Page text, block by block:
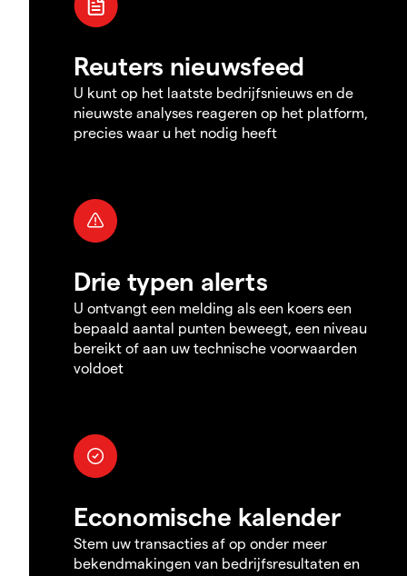
Reuters nieuwsfeed
U kunt op het laatste bedrijfsnieuws en de
nieuwste analyses reageren op het platform,
precies waar u het nodig heeft
Drie typen alerts
U ontvangt een melding als een koers een
bepaald aantal punten beweegt, een niveau
bereikt of aan uw technische voorwaarden
voldoet
Economische kalender
Stem uw transacties af op onder meer
bekendmakingen van bedrijfsresultaten en